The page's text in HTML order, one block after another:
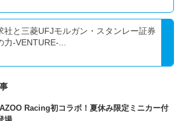
社と三菱UFJモルガン・スタンレー証券
-VENTURE-...
Racing初コラボ！夏休み限定ミニカー付